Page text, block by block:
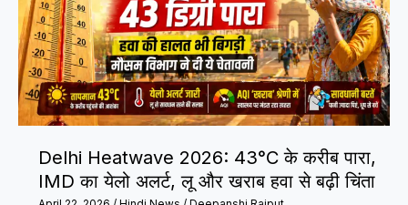
है?
कारण,
खतरे
और
बचाव
पूरी
जानकारी
Delhi Heatwave 2026: 43°C के करीब पारा,
IMD का येलो अलर्ट, लू और खराब हवा से बढ़ी चिंता